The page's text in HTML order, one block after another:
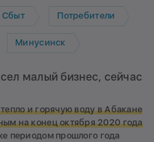
Сбыт Потребители
Минусинск
малый бизнес, сейчас
и горячую воду в Абакане
на конец октября 2020 года
периодом прошлого года